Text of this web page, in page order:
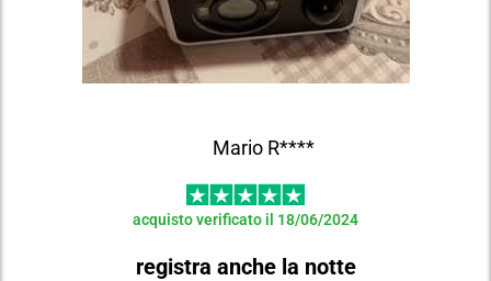
Mario R****
acquisto verificato il 18/06/2024
registra anche la notte